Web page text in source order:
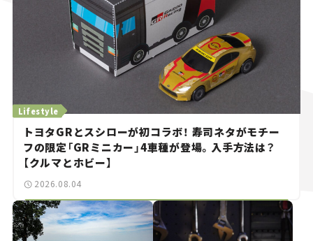
トヨタGRとスシローが初コラボ！ 寿司ネタがモチー
フの限定「GRミニカー」4車種が登場。入手方法は？
【クルマとホビー】
Lifestyle
2026.08.04